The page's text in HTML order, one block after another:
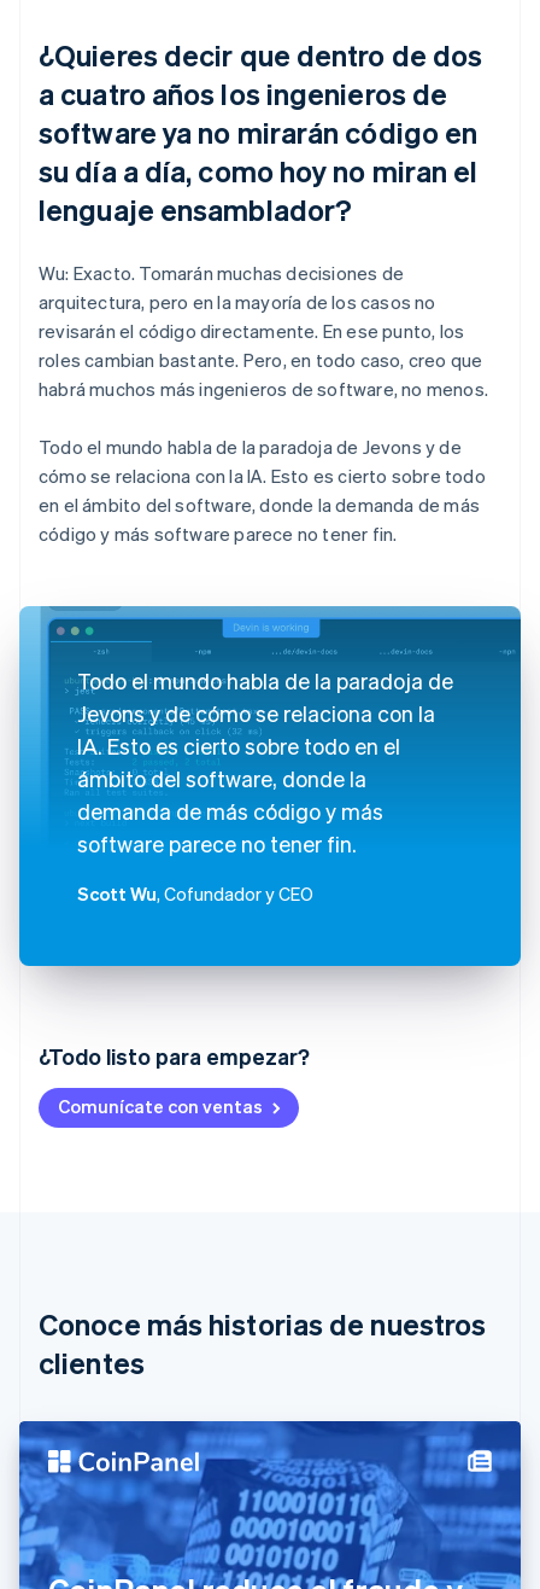
¿Todo listo para empezar?
Comunícate con ventas
¿Quieres decir que dentro de dos
a cuatro años los ingenieros de
software ya no mirarán código en
su día a día, como hoy no miran el
lenguaje ensamblador?
Wu: Exacto. Tomarán muchas decisiones de
arquitectura, pero en la mayoría de los casos no
revisarán el código directamente. En ese punto, los
roles cambian bastante. Pero, en todo caso, creo que
habrá muchos más ingenieros de software, no menos.
Todo el mundo habla de la paradoja de Jevons y de
cómo se relaciona con la IA. Esto es cierto sobre todo
en el ámbito del software, donde la demanda de más
código y más software parece no tener fin.
Todo el mundo habla de la paradoja de
Jevons y de cómo se relaciona con la
IA. Esto es cierto sobre todo en el
ámbito del software, donde la
demanda de más código y más
software parece no tener fin.
Scott Wu, Cofundador y CEO
Conoce más historias de nuestros
clientes
Alemania
DeutschEnglish
Australia
Bulgaria
English
Canadá
China continental
简体中文
Chipre
English
English Italiano
Dinamarca